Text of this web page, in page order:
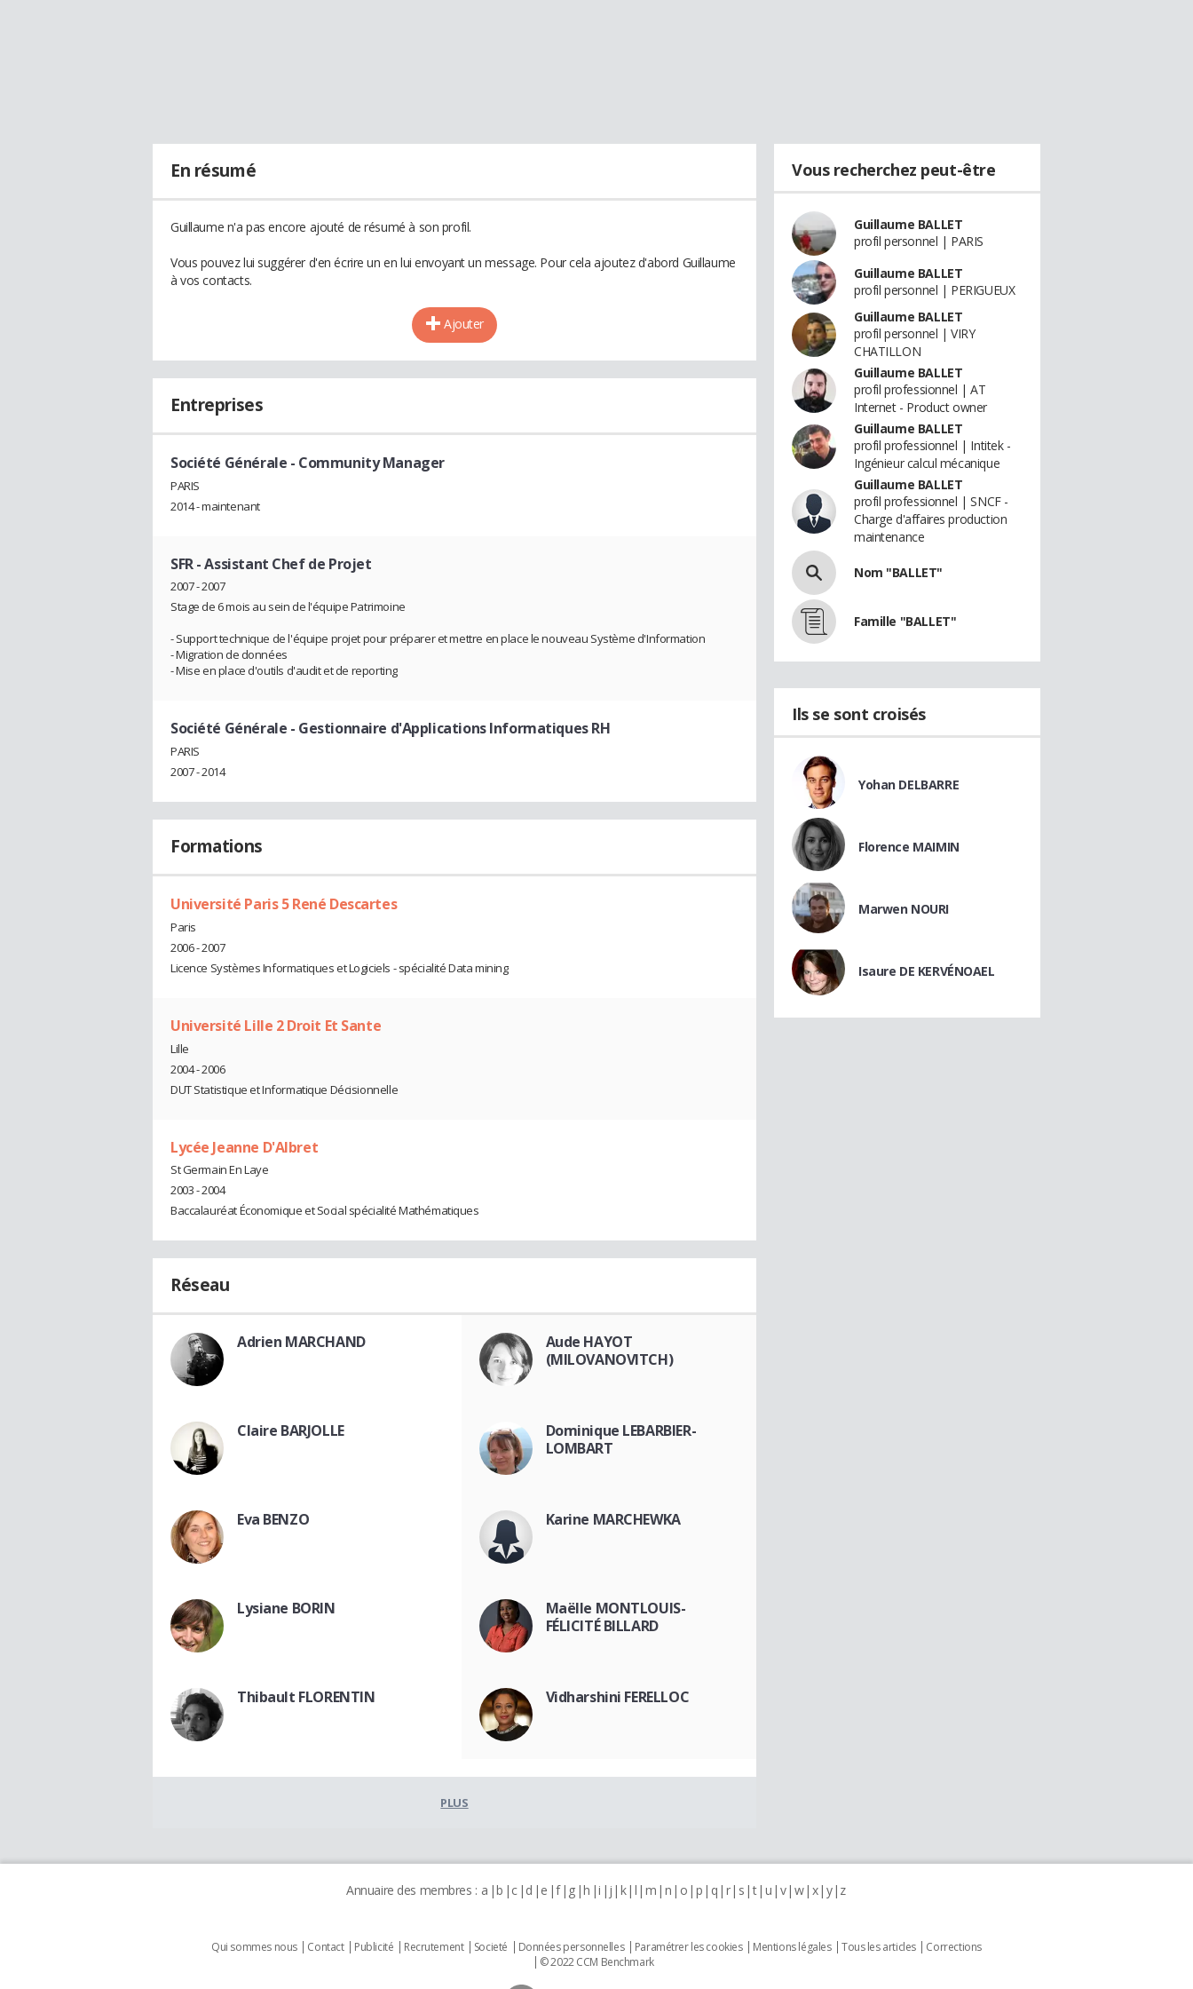
En résumé
Guillaume n'a pas encore ajouté de résumé à son profil.
Vous pouvez lui suggérer d'en écrire un en lui envoyant un message. Pour cela ajoutez d'abord Guillaume
à vos contacts.
Ajouter
Entreprises
Société Générale - Community Manager
PARIS
2014 - maintenant
SFR- Assistant Chef de Projet
2007 - 2007
Stage de 6 mois au sein de l'équipe Patrimoine
- Support technique de l'équipe projet pour préparer et mettre en place le nouveau Système d'Information
- Migration de données
- Mise en place d'outils d'audit et de reporting
Société Générale - Gestionnaire d'Applications Informatiques RH
PARIS
2007 - 2014
Formations
Université Paris 5 René Descartes
Paris
2006 - 2007
Licence Systèmes Informatiques et Logiciels - spécialité Data mining
Université Lille 2 Droit Et Sante
Lille
2004 - 2006
DUT Statistique et Informatique Décisionnelle
Lycée Jeanne D'Albret
St Germain En Laye
2003 - 2004
Baccalauréat Économique et Social spécialité Mathématiques
Réseau
Adrien MARCHAND
Aude HAYOT
(MILOVANOVITCH)
Claire BARJOLLE
Dominique LEBARBIER-
LOMBART
Eva BENZO Karine MARCHEWKA
Lysiane BORIN
Maëlle MONTLOUIS-
FÉLICITÉ BILLARD
Thibault FLORENTIN Vidharshini FERELLOC
PLUS
Vous recherchez peut-être
Guillaume BALLET
profil personnel | PARIS
Guillaume BALLET
profil personnel | PERIGUEUX
Guillaume BALLET
profil personnel | VIRY
CHATILLON
Guillaume BALLET
profil professionnel | AT
Internet - Product owner
Guillaume BALLET
profil professionnel | Intitek -
Ingénieur calcul mécanique
Guillaume BALLET
profil professionnel | SNCF -
Charge d'affaires production
maintenance
Nom "BALLET"
Famille "BALLET"
Ils se sont croisés
Yohan DELBARRE
Florence MAIMIN
Marwen NOURI
Isaure DE KERVÉNOAEL
Annuaire des membres : a b c d e f g h i j k l m n o p q r s t u v w x y z
Qui sommes nous Contact Publicité Recrutement Societé Données personnelles Paramétrer les cookies Mentions légales Tous les articles
Corrections
© 2022 CCM Benchmark